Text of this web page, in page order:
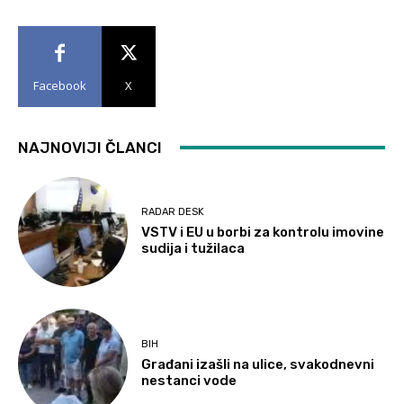
Facebook X
NAJNOVIJI ČLANCI
RADAR DESK
VSTV i EU u borbi za kontrolu imovine
sudija i tužilaca
BIH
Građani izašli na ulice, svakodnevni
nestanci vode